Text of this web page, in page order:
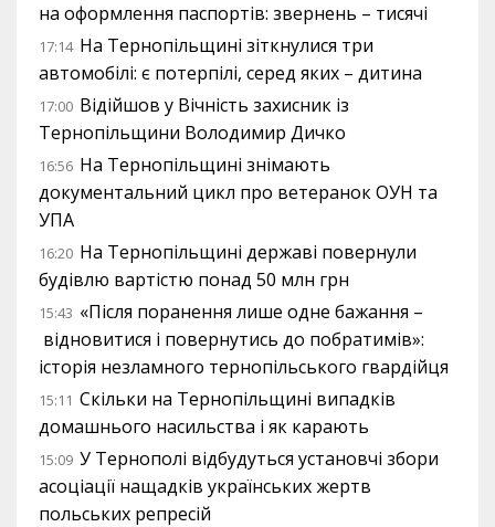
на оформлення паспортів: звернень – тисячі
17:14 На Тернопільщині зіткнулися три
автомобілі: є потерпілі, серед яких – дитина
17:00 Відійшов у Вічність захисник із
Тернопільщини Володимир Дичко
16:56 На Тернопільщині знімають
документальний цикл про ветеранок ОУН та
УПА
16:20 На Тернопільщині державі повернули
будівлю вартістю понад 50 млн грн
15:43 «Після поранення лише одне бажання –
відновитися і повернутись до побратимів»:
історія незламного тернопільського гвардійця
15:11 Скільки на Тернопільщині випадків
домашнього насильства і як карають
15:09 У Тернополі відбудуться установчі збори
асоціації нащадків українських жертв
польських репресій